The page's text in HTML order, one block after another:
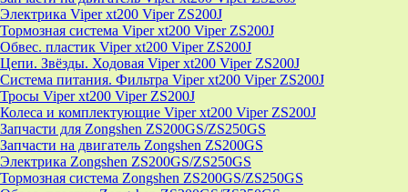
Электрика Viper xt200 Viper ZS200J
Тормозная система Viper xt200 Viper ZS200J
Обвес. пластик Viper xt200 Viper ZS200J
Цепи. Звёзды. Ходовая Viper xt200 Viper ZS200J
Система питания. Фильтра Viper xt200 Viper ZS200J
Тросы Viper xt200 Viper ZS200J
Колеса и комплектующие Viper xt200 Viper ZS200J
Запчасти для Zongshen ZS200GS/ZS250GS
Запчасти на двигатель Zongshen ZS200GS
Электрика Zongshen ZS200GS/ZS250GS
Тормозная система Zongshen ZS200GS/ZS250GS